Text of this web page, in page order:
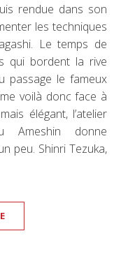
rendue dans son
les techniques
Le temps de
qui bordent la rive
passage le fameux
voilà donc face à
élégant, l’atelier
Ameshin donne
peu. Shinri Tezuka,